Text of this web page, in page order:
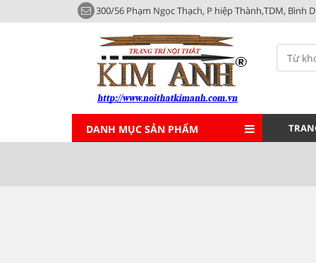
300/56 Phạm Ngọc Thạch, P hiệp Thành,TDM, Bình
DANH MỤC SẢN PHẨM